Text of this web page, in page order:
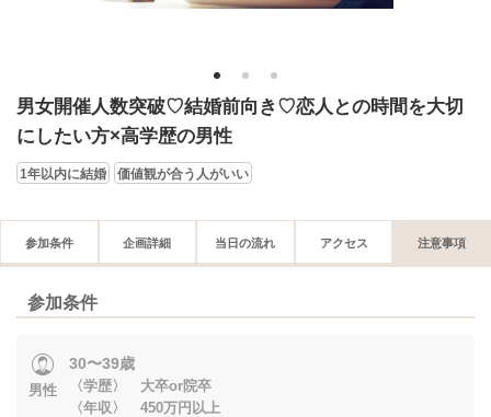
1 2 3
男女開催人数突破♡結婚前向き♡恋人との時間を大切
にしたい方×高学歴の男性
1年以内に結婚 価値観が合う人がいい
参加条件 企画詳細 当日の流れ アクセス 注意事項
参加条件
男性
30〜39歳
〈学歴〉 大卒or院卒
〈年収〉 450万円以上